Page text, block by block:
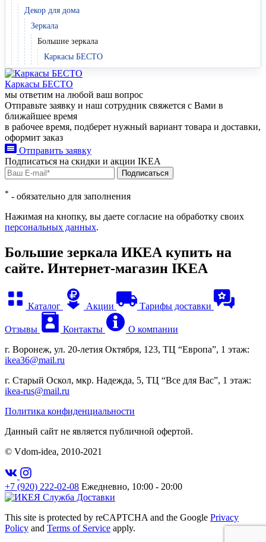
Декор для дома
Зеркала
Большие зеркала
Каркасы БЕСТО
Каркасы БЕСТО
мы ответим на любой ваш вопрос
Отправьте заявку и наш сотрудник свяжется с Вами в
ближайшее время
в рабочее время, подберет нужный вариант товара и доставки,
оформит заказ
Отправить заявку
Подписаться на скидки и акции IKEA
Подписаться
* - обязательно для заполнения
Нажимая на кнопку, вы даете согласие на обработку своих
персональных данных.
Большие зеркала ИКЕА купить на
сайте. Интернет-магазин IKEA
Каталог Акции Тарифы доставки
Отзывы Контакты
О компании
г. Воронеж, ул. 20-летия Октября, 123, ТЦ “Европа”, 1 этаж:
ikea36@mail.ru
г. Старый Оскол, мкр. Надежда, 5, ТЦ “Все для Вас”, 1 этаж:
ikea-rus@mail.ru
Политика конфиденциальности
Данный сайт не является публичной офертой.
© Vdom-idea, 2010-2021
+7 (920) 222-02-08 Ежедневно, 10:00 - 20:00
This site is protected by reCAPTCHA and the Google Privacy
Policy and Terms of Service apply.